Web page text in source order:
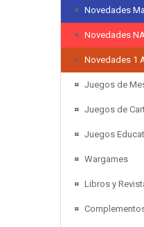
Novedades
Novedades
Novedades 1
Juegos de
Juegos de
Juegos
Wargames
Libros y